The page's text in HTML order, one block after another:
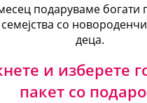
подаруваме богати
со
деца.
и изберете
пакет со